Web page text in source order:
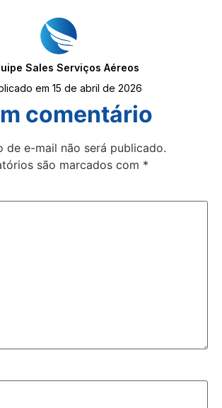
Sales Serviços Aéreos
em 15 de abril de 2026
comentário
de e-mail não será publicado.
são marcados com *